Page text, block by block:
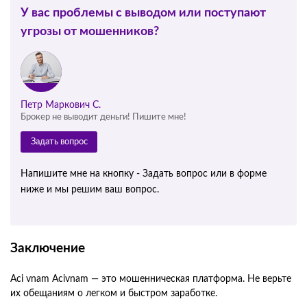
У вас проблемы с выводом или поступают
угрозы от мошенников?
Петр Маркович С.
Брокер не выводит деньги! Пишите мне!
Задать вопрос
Напишите мне на кнопку - Задать вопрос или в форме
ниже и мы решим ваш вопрос.
Заключение
Aci vnam Acivnam — это мошенническая платформа. Не верьте
их обещаниям о легком и быстром заработке.